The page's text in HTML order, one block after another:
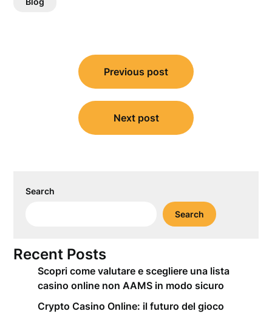
navigation
Previous post
Next post
Search
Search
Recent Posts
Scopri come valutare e scegliere una lista
casino online non AAMS in modo sicuro
Crypto Casino Online: il futuro del gioco